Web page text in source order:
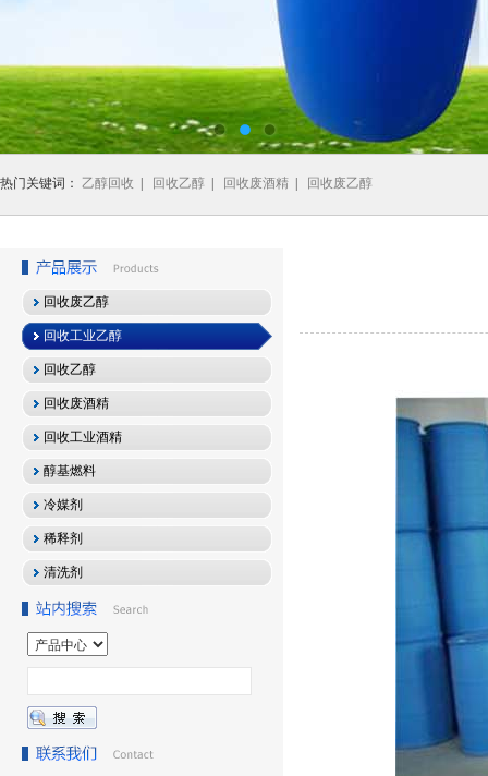
热门关键词： 乙醇回收 回收乙醇 回收废酒精 回收废乙醇
回收废乙醇
回收工业乙醇
回收乙醇
回收废酒精
回收工业酒精
醇基燃料
冷媒剂
稀释剂
清洗剂